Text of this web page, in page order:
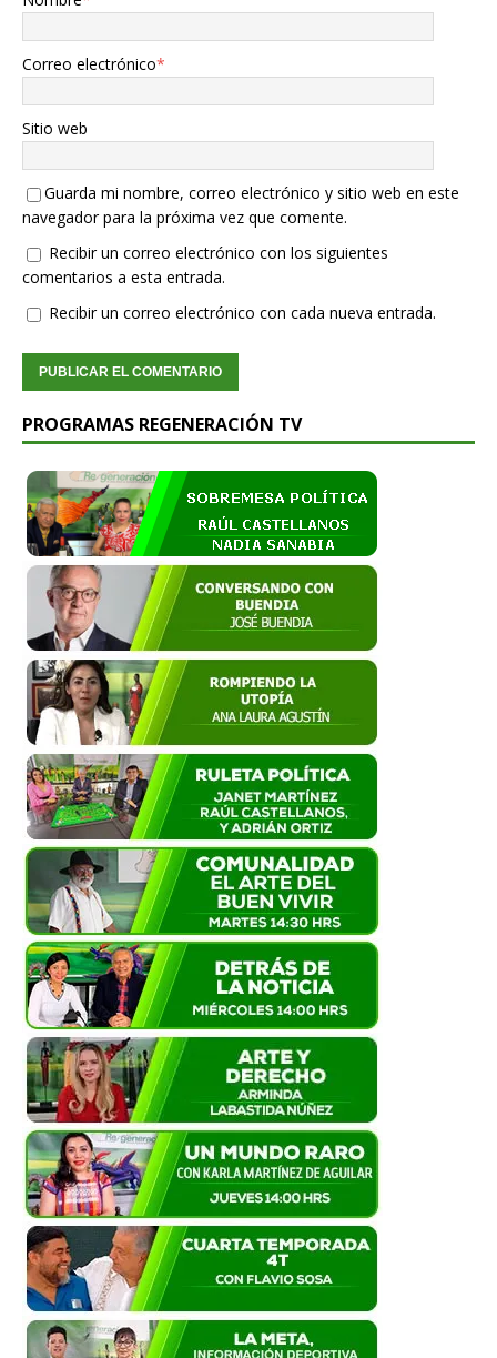
Correo electrónico*
Sitio web
Guarda mi nombre, correo electrónico y sitio web en este
navegador para la próxima vez que comente.
Recibir un correo electrónico con los siguientes
comentarios a esta entrada.
Recibir un correo electrónico con cada nueva entrada.
PROGRAMAS REGENERACIÓN TV